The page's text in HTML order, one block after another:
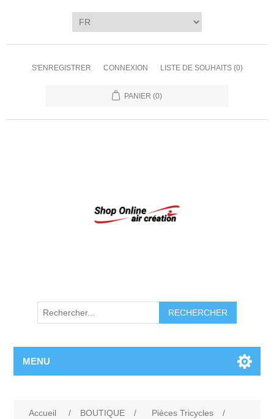
S'ENREGISTRER CONNEXION LISTE DE SOUHAITS (0)
PANIER (0)
RECHERCHER
MENU
Accueil / BOUTIQUE / Pièces Tricycles
/